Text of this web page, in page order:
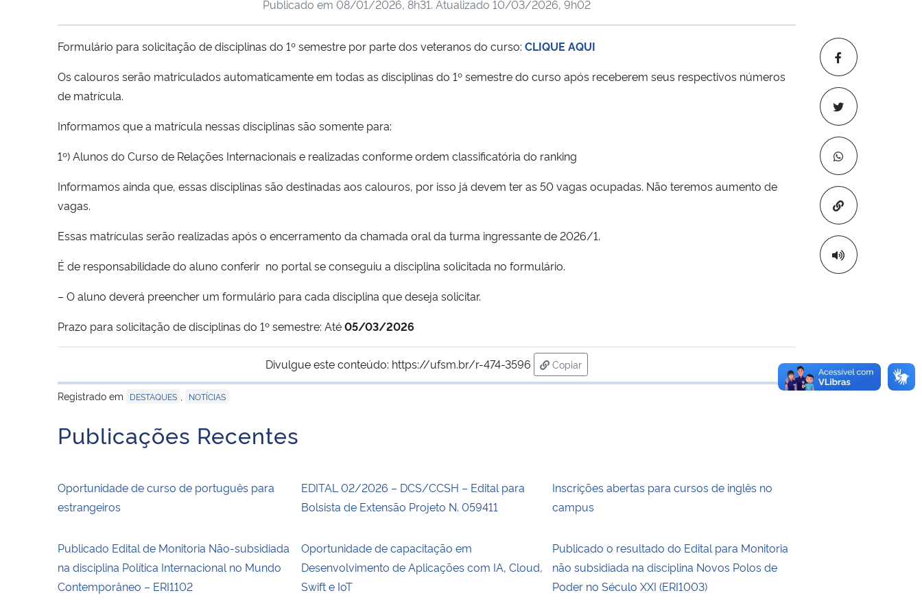
Copiar para
Publicado em 08/01/2026, 8h31. Atualizado 10/03/2026, 9h02
Formulário para solicitação de disciplinas do 1º semestre por parte dos veteranos do curso: CLIQUE AQUI
Os calouros serão matriculados automaticamente em todas as disciplinas do 1º semestre do curso após receberem seus respectivos números
de matrícula.
Informamos que a matrícula nessas disciplinas são somente para:
1º) Alunos do Curso de Relações Internacionais e realizadas conforme ordem classificatória do ranking
Informamos ainda que, essas disciplinas são destinadas aos calouros, por isso já devem ter as 50 vagas ocupadas. Não teremos aumento de
vagas.
Essas matrículas serão realizadas após o encerramento da chamada oral da turma ingressante de 2026/1.
É de responsabilidade do aluno conferir no portal se conseguiu a disciplina solicitada no formulário.
– O aluno deverá preencher um formulário para cada disciplina que deseja solicitar.
Prazo para solicitação de disciplinas do 1º semestre: Até05/03/2026
Divulgue este conteúdo: https://ufsm.br/r-474-3596
Copiar
para área de transferência
Registrado em
DESTAQUES NOTÍCIAS
Publicações Recentes
Oportunidade de curso de português para
estrangeiros
EDITAL 02/2026 – DCS/CCSH – Edital para
Bolsista de Extensão Projeto N. 059411
Inscrições abertas para cursos de inglês no
campus
Publicado Edital de Monitoria Não-subsidiada
na disciplina Política Internacional no Mundo
Contemporâneo – ERI1102
Oportunidade de capacitação em
Desenvolvimento de Aplicações com IA, Cloud,
Swift e IoT
Publicado o resultado do Edital para Monitoria
não subsidiada na disciplina Novos Polos de
Poder no Século XXI (ERI1003)